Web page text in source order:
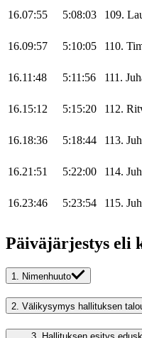
16.07:55 5:08:03 109.
16.09:57 5:10:05 110.
16.11:48 5:11:56 111.
16.15:12 5:15:20 112.
16.18:36 5:18:44 113.
16.21:51 5:22:00 114.
16.23:46 5:23:54 115.
Päiväjärjestys eli
1. Nimenhuuto
2. Välikysymys hallituksen